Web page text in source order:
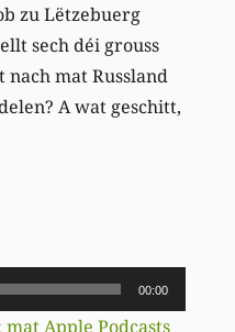
zu Lëtzebuerg
sech déi grouss
nach mat Russland
A wat geschitt,
00:00
mat Apple Podcasts